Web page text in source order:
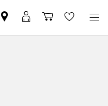
Mini
dealer
MyMini
login
Shopping
cart
Wishlist